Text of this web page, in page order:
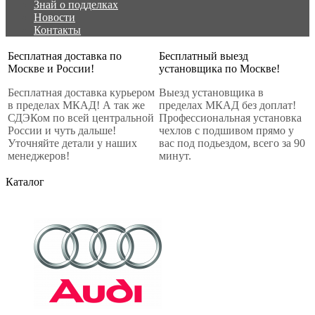
Знай о подделках
Новости
Контакты
Бесплатная доставка по
Москве и России!
Бесплатная доставка курьером
в пределах МКАД! А так же
СДЭКом по всей центральной
России и чуть дальше!
Уточняйте детали у наших
менеджеров!
Бесплатный выезд
установщика по Москве!
Выезд установщика в
пределах МКАД без доплат!
Профессиональная установка
чехлов с подшивом прямо у
вас под подьездом, всего за 90
минут.
Каталог